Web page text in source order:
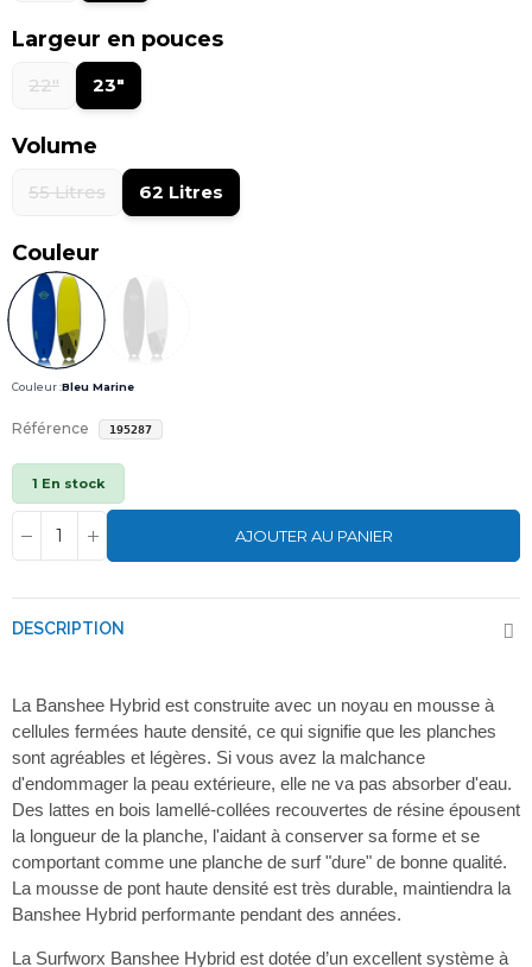
Largeur en pouces
22" 23"
Volume
55 Litres 62 Litres
Couleur
Couleur :Bleu Marine
Référence 195287
1 En stock
AJOUTER AU PANIER
DESCRIPTION
La Banshee Hybrid est construite avec un noyau en mousse à
cellules fermées haute densité, ce qui signifie que les planches
sont agréables et légères. Si vous avez la malchance
d'endommager la peau extérieure, elle ne va pas absorber d'eau.
Des lattes en bois lamellé-collées recouvertes de résine épousent
la longueur de la planche, l'aidant à conserver sa forme et se
comportant comme une planche de surf "dure" de bonne qualité.
La mousse de pont haute densité est très durable, maintiendra la
Banshee Hybrid performante pendant des années.
La Surfworx Banshee Hybrid est dotée d’un excellent système à